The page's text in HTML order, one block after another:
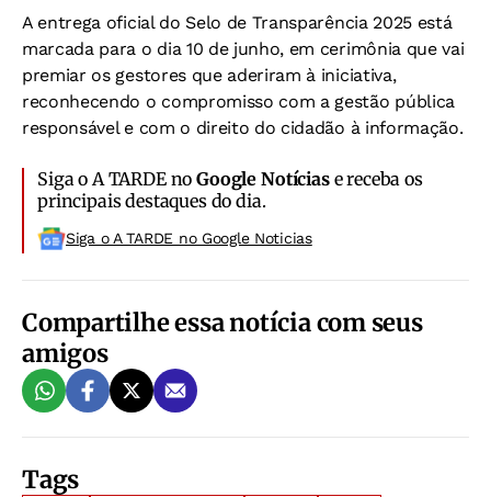
A entrega oficial do Selo de Transparência 2025 está
marcada para o dia 10 de junho, em cerimônia que vai
premiar os gestores que aderiram à iniciativa,
reconhecendo o compromisso com a gestão pública
responsável e com o direito do cidadão à informação.
Siga o A TARDE noGoogle Notíciase receba os
principais destaques do dia.
Siga o A TARDE no Google Noticias
Compartilhe essa notícia com seus
amigos
Tags